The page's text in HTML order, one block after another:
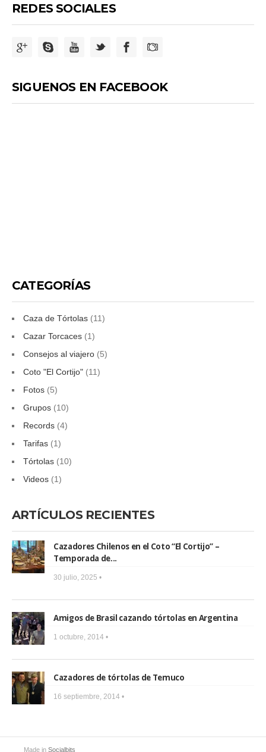
REDES SOCIALES
SIGUENOS EN FACEBOOK
CATEGORÍAS
Caza de Tórtolas (11)
Cazar Torcaces (1)
Consejos al viajero (5)
Coto "El Cortijo" (11)
Fotos (5)
Grupos (10)
Records (4)
Tarifas (1)
Tórtolas (10)
Videos (1)
ARTÍCULOS RECIENTES
Cazadores Chilenos en el Coto “El Cortijo” –
Temporada de...
30 julio, 2025 •
Amigos de Brasil cazando tórtolas en Argentina
1 octubre, 2014 •
Cazadores de tórtolas de Temuco
16 septiembre, 2014 •
Made inSocialbits